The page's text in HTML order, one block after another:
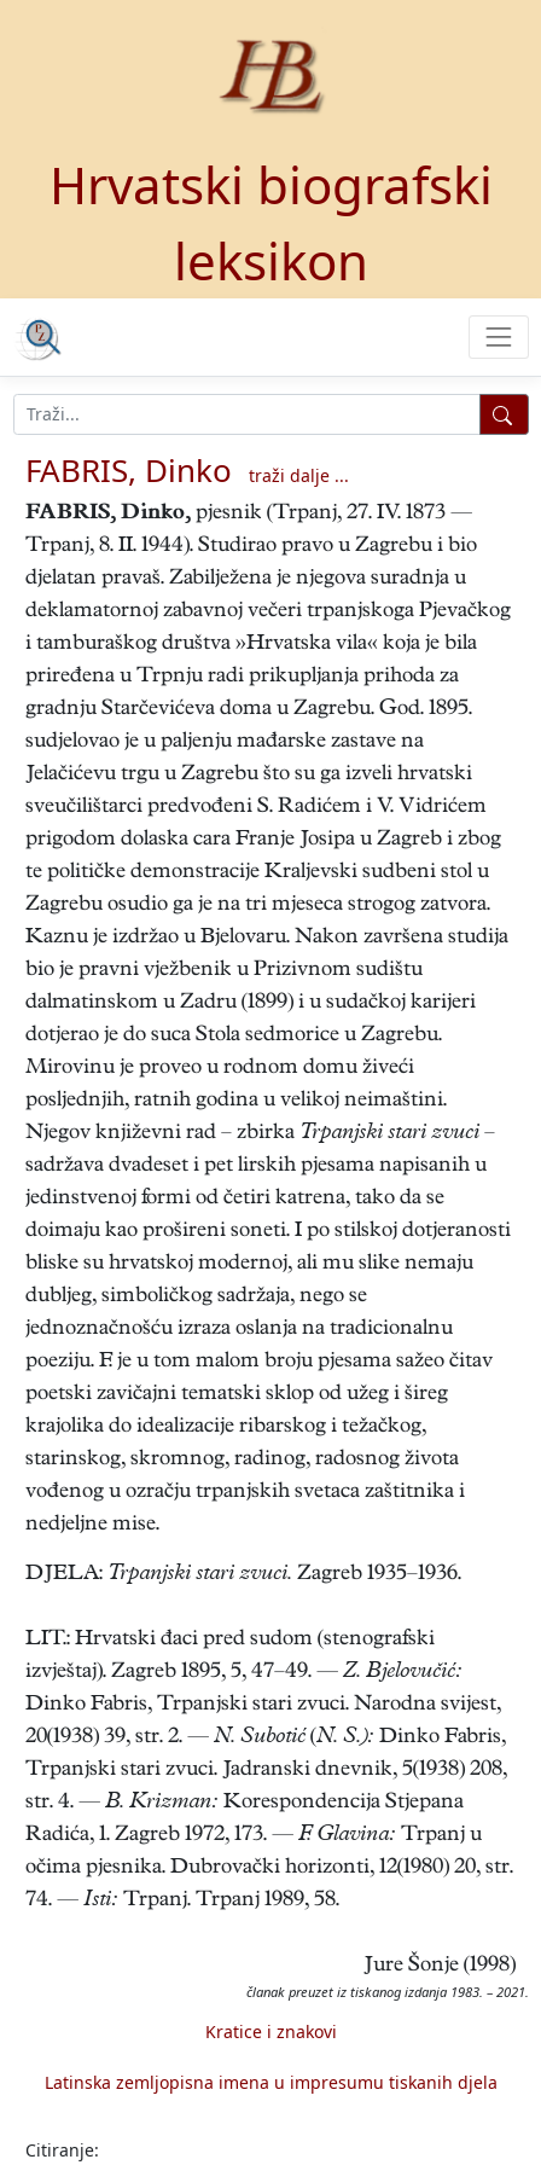
Hrvatski biografski
leksikon
FABRIS, Dinko
traži dalje ...
FABRIS, Dinko, pjesnik (Trpanj, 27. IV. 1873 —
Trpanj, 8. II. 1944). Studirao pravo u Zagrebu i bio
djelatan pravaš. Zabilježena je njegova suradnja u
deklamatornoj zabavnoj večeri trpanjskoga Pjevačkog
i tamburaškog društva »Hrvatska vila« koja je bila
priređena u Trpnju radi prikupljanja prihoda za
gradnju Starčevićeva doma u Zagrebu. God. 1895.
sudjelovao je u paljenju mađarske zastave na
Jelačićevu trgu u Zagrebu što su ga izveli hrvatski
sveučilištarci predvođeni S. Radićem i V. Vidrićem
prigodom dolaska cara Franje Josipa u Zagreb i zbog
te političke demonstracije Kraljevski sudbeni stol u
Zagrebu osudio ga je na tri mjeseca strogog zatvora.
Kaznu je izdržao u Bjelovaru. Nakon završena studija
bio je pravni vježbenik u Prizivnom sudištu
dalmatinskom u Zadru (1899) i u sudačkoj karijeri
dotjerao je do suca Stola sedmorice u Zagrebu.
Mirovinu je proveo u rodnom domu živeći
posljednjih, ratnih godina u velikoj neimaštini.
Njegov književni rad – zbirka Trpanjski stari zvuci –
sadržava dvadeset i pet lirskih pjesama napisanih u
jedinstvenoj formi od četiri katrena, tako da se
doimaju kao prošireni soneti. I po stilskoj dotjeranosti
bliske su hrvatskoj modernoj, ali mu slike nemaju
dubljeg, simboličkog sadržaja, nego se
jednoznačnošću izraza oslanja na tradicionalnu
poeziju. F. je u tom malom broju pjesama sažeo čitav
poetski zavičajni tematski sklop od užeg i šireg
krajolika do idealizacije ribarskog i težačkog,
starinskog, skromnog, radinog, radosnog života
vođenog u ozračju trpanjskih svetaca zaštitnika i
nedjeljne mise.
DJELA: Trpanjski stari zvuci. Zagreb 1935–1936.
LIT.: Hrvatski đaci pred sudom (stenografski
izvještaj). Zagreb 1895, 5, 47–49. — Z. Bjelovučić:
Dinko Fabris, Trpanjski stari zvuci. Narodna svijest,
20(1938) 39, str. 2. — N. Subotić (N. S.): Dinko Fabris,
Trpanjski stari zvuci. Jadranski dnevnik, 5(1938) 208,
str. 4. — B. Krizman: Korespondencija Stjepana
Radića, 1. Zagreb 1972, 173. — F. Glavina: Trpanj u
očima pjesnika. Dubrovački horizonti, 12(1980) 20, str.
74. — Isti: Trpanj. Trpanj 1989, 58.
Jure Šonje (1998)
članak preuzet iz tiskanog izdanja 1983. – 2021.
Kratice i znakovi
Latinska zemljopisna imena u impresumu tiskanih djela
Citiranje: